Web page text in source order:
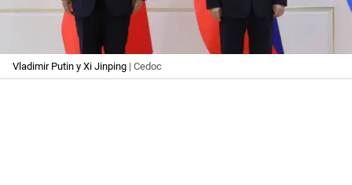
Vladimir Putin y Xi Jinping | Cedoc